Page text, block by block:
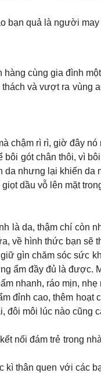
bạn quả là người may
cùng gia đình
và vượt ra vùng
chậm rì rì, giờ đây
gót chân thôi, vì
nhưng lại khiến
dầu vỗ lên mặt
là da, thậm chí còn
về hình thức bạn sẽ
gìn chăm sóc sức
ẩm đầy đủ là được.
nhanh, ráo mịn, nhẹ
đỉnh cao, thêm hoạt
đôi môi lúc nào cũng
nối đám trẻ trong
kì thân quen với các